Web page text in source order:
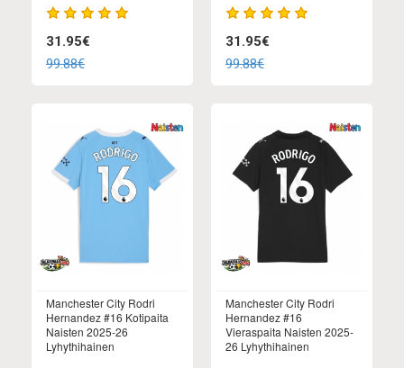
31.95€
99.88€
31.95€
99.88€
Manchester City Rodri
Hernandez #16 Kotipaita
Naisten 2025-26
Lyhythihainen
Manchester City Rodri
Hernandez #16
Vieraspaita Naisten 2025-
26 Lyhythihainen